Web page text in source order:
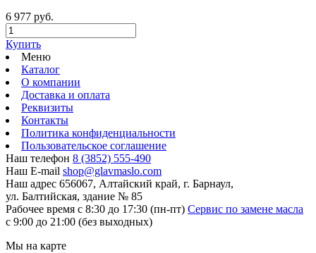
6 977 руб.
Купить
Меню
Каталог
О компании
Доставка и оплата
Реквизиты
Контакты
Политика конфиденциальности
Пользовательское соглашение
Наш телефон 8 (3852) 555-490
Наш E-mail shop@glavmaslo.com
Наш адрес 656067, Алтайский край, г. Барнаул,
ул. Балтийская, здание № 85
Рабочее время с 8:30 до 17:30 (пн-пт) Сервис по замене масла
с 9:00 до 21:00 (без выходных)
Мы на карте